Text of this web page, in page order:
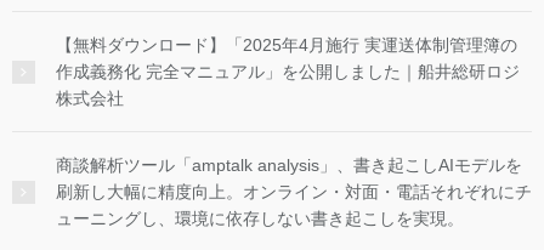
【無料ダウンロード】「2025年4月施行 実運送体制管理簿の
作成義務化 完全マニュアル」を公開しました｜船井総研ロジ
株式会社
商談解析ツール「amptalk analysis」、書き起こしAIモデルを
刷新し大幅に精度向上。オンライン・対面・電話それぞれにチ
ューニングし、環境に依存しない書き起こしを実現。